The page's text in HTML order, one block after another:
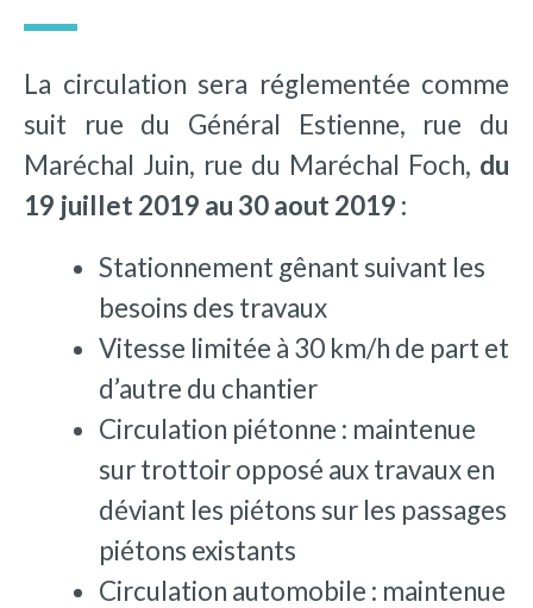
La circulation sera réglementée comme
suit rue du Général Estienne, rue du
Maréchal Juin, rue du Maréchal Foch, du
19 juillet 2019 au 30 aout 2019 :
Stationnement gênant suivant les
besoins des travaux
Vitesse limitée à 30 km/h de part et
d’autre du chantier
Circulation piétonne : maintenue
sur trottoir opposé aux travaux en
déviant les piétons sur les passages
piétons existants
Circulation automobile : maintenue